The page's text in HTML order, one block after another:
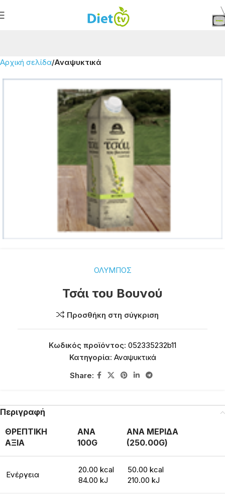
Αρχική σελίδα Αναψυκτικά
ΟΛΥΜΠΟΣ
Τσάι του Βουνού
Προσθήκη στη σύγκριση
Κωδικός προϊόντος: 052335232b11
Κατηγορία: Αναψυκτικά
Share:
Περιγραφή
ΘΡΕΠΤΙΚΗ
ΑΞΙΑ
ΑΝΑ
100G
ΑΝΑ ΜΕΡΙΔΑ
(250.00G)
Ενέργεια
20.00 kcal
84.00 kJ
50.00 kcal
210.00 kJ